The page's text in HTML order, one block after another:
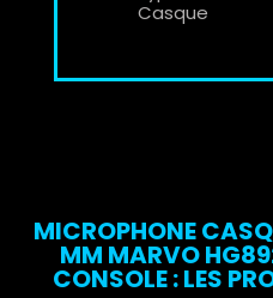
Casque
MICROPHONE
MM MARVO
CONSOLE : LES